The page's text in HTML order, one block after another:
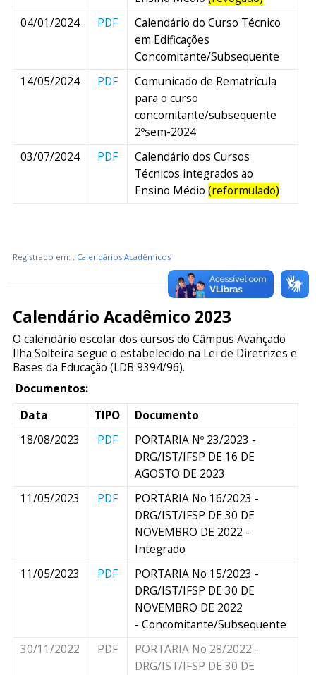
04/01/2024
PDF
Calendário do Curso Técnico
em Edificações
Concomitante/Subsequente
14/05/2024
PDF
Comunicado de Rematrícula
para o curso
concomitante/subsequente
2ºsem-2024
03/07/2024
PDF
Calendário dos Cursos
Técnicos integrados ao
Ensino Médio (reformulado)
Registrado em: , Calendários Acadêmicos
Calendário Acadêmico 2023
O calendário escolar dos cursos do Câmpus Avançado
Ilha Solteira segue o estabelecido na Lei de Diretrizes e
Bases da Educação (LDB 9394/96).
Documentos:
Data
TIPO
Documento
18/08/2023
PDF
PORTARIA Nº 23/2023 -
DRG/IST/IFSP DE 16 DE
AGOSTO DE 2023
11/05/2023
PDF
PORTARIA No 16/2023 -
DRG/IST/IFSP DE 30 DE
NOVEMBRO DE 2022 -
Integrado
11/05/2023
PDF
PORTARIA No 15/2023 -
DRG/IST/IFSP DE 30 DE
NOVEMBRO DE 2022
- Concomitante/Subsequente
30/11/2022
PDF
PORTARIA No 28/2022 -
DRG/IST/IFSP DE 30 DE